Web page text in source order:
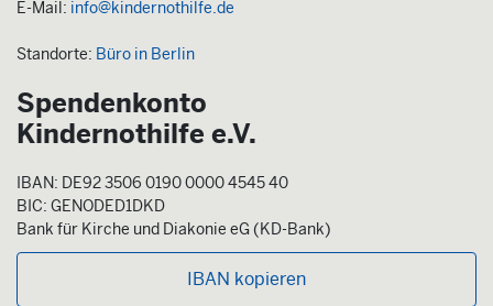
E-Mail: info@kindernothilfe.de
Standorte: Büro in Berlin
Spendenkonto
Kindernothilfe e.V.
IBAN: DE92 3506 0190 0000 4545 40
BIC: GENODED1DKD
Bank für Kirche und Diakonie eG (KD-Bank)
IBAN kopieren